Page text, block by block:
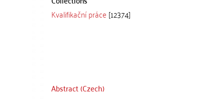
Kvalifikační práce [12374]
Abstract (Czech)